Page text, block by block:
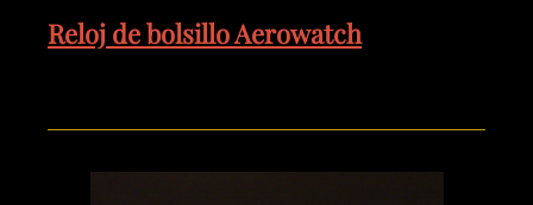
Reloj de bolsillo Aerowatch